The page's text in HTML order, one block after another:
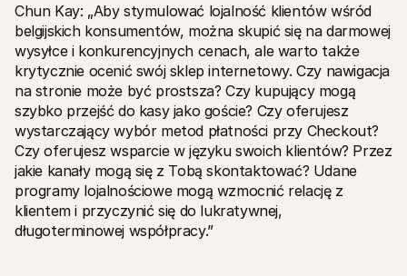
Chun Kay: „Aby stymulować lojalność klientów wśród
belgijskich konsumentów, można skupić się na darmowej
wysyłce i konkurencyjnych cenach, ale warto także
krytycznie ocenić swój sklep internetowy. Czy nawigacja
na stronie może być prostsza? Czy kupujący mogą
szybko przejść do kasy jako goście? Czy oferujesz
wystarczający wybór metod płatności przy Checkout?
Czy oferujesz wsparcie w języku swoich klientów? Przez
jakie kanały mogą się z Tobą skontaktować? Udane
programy lojalnościowe mogą wzmocnić relację z
klientem i przyczynić się do lukratywnej,
długoterminowej współpracy.”